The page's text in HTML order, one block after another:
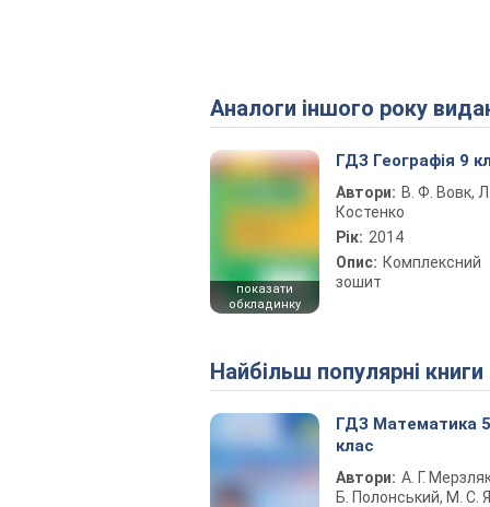
Аналоги іншого року
показати
обкладинку
ГДЗ Географія 9
Автори: В. Ф. Вовк,
Костенко
Рік: 2014
Опис: Комплексний
зошит
Найбільш популярні книги
ГДЗ Математика 5
клас
Автори: А. Г.
Б. Полонський, М. С.